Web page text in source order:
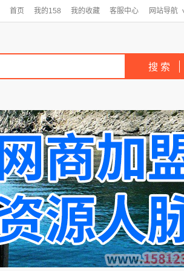
首页 我的158 我的收藏 客服中心 网站导航